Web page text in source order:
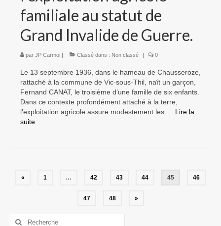
familiale au statut de
Grand Invalide de Guerre.
par JP Carmoi | Classé dans : Non classé | 0
Le 13 septembre 1936, dans le hameau de Chausseroze,
rattaché à la commune de Vic-sous-Thil, naît un garçon,
Fernand CANAT, le troisième d’une famille de six enfants.
Dans ce contexte profondément attaché à la terre,
l’exploitation agricole assure modestement les … Lire la
suite­­
Navigation
articles
« 1 … 42 43 44 45 46
47 48 »
Rechercher